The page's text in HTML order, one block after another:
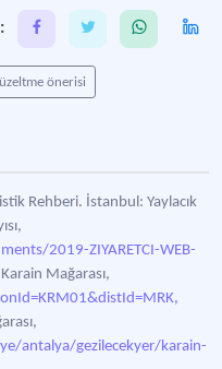
önerisi
Rehberi. İstanbul: Yaylacık
2019-ZIYARETCI-WEB-
Mağarası,
antalya/gezilecekyer/karain-